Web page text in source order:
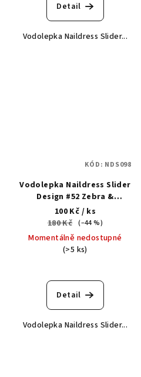
Detail
Vodolepka Naildress Slider...
Vodolepka Naildress Slider
Design #52 Zebra &
Leopard
100 Kč / ks
180 Kč (–44 %)
Momentálně nedostupné
(>5 ks)
Detail
Vodolepka Naildress Slider...
KÓD: NDS098